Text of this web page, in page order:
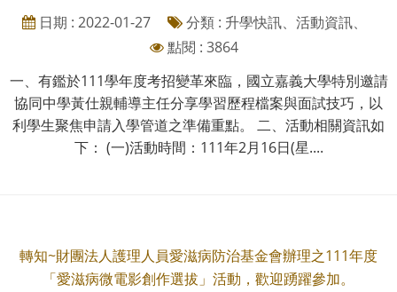
日期 : 2022-01-27
分類 : 升學快訊、活動資訊、
點閱 : 3864
一、有鑑於111學年度考招變革來臨，國立嘉義大學特別邀請
協同中學黃仕親輔導主任分享學習歷程檔案與面試技巧，以
利學生聚焦申請入學管道之準備重點。 二、活動相關資訊如
下： (一)活動時間：111年2月16日(星....
轉知~財團法人護理人員愛滋病防治基金會辦理之111年度
「愛滋病微電影創作選拔」活動，歡迎踴躍參加。